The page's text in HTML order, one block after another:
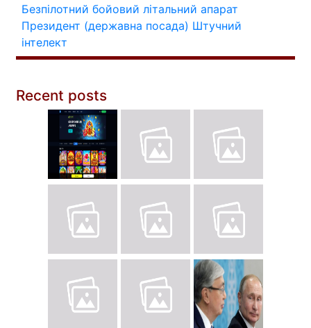
Безпілотний бойовий літальний апарат
Президент (державна посада) Штучний
інтелект
Recent posts